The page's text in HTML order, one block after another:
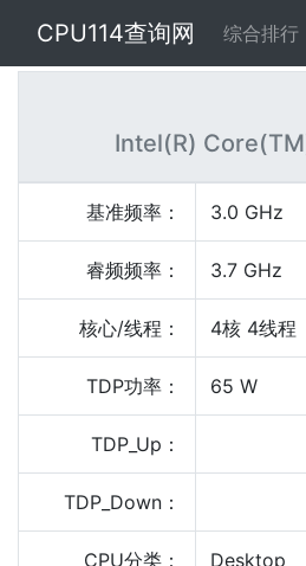
CPU114查询网 综合排行
Intel(R)
基准频率： 3.0 GHz
睿频频率： 3.7 GHz
核心/线程： 4核 4线程
TDP功率： 65 W
TDP_Up：
TDP_Down：
CPU分类： Desktop